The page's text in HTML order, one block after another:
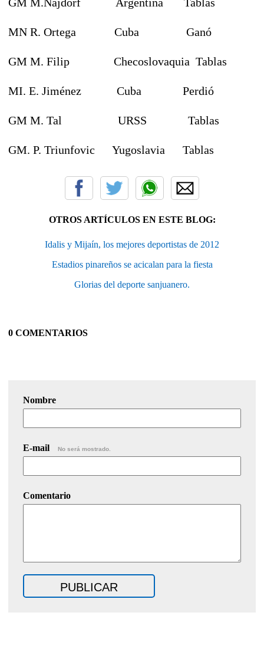
MN R. Ortega Cuba Ganó
GM M. Filip Checoslovaquia Tablas
MI. E. Jiménez Cuba Perdió
GM M. Tal URSS Tablas
GM. P. Triunfovic Yugoslavia Tablas
OTROS ARTÍCULOS EN ESTE BLOG:
Idalis y Mijaín, los mejores deportistas de 2012
Estadios pinareños se acicalan para la fiesta
Glorias del deporte sanjuanero.
0 COMENTARIOS
Nombre
E-mail No será mostrado.
Comentario